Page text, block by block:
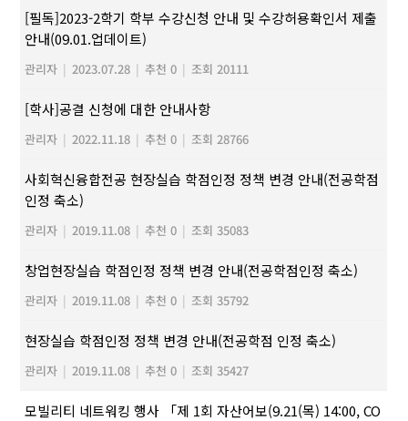
[필독]2023-2학기 학부 수강신청 안내 및 수강허용확인서 제출
안내(09.01.업데이트)
관리자 | 2023.07.28 | 추천 0 | 조회 20111
[학사]공결 신청에 대한 안내사항
관리자 | 2022.11.18 | 추천 0 | 조회 28766
사회혁신융합전공 현장실습 학점인정 정책 변경 안내(전공학점
인정 축소)
관리자 | 2019.11.08 | 추천 0 | 조회 35083
창업현장실습 학점인정 정책 변경 안내(전공학점인정 축소)
관리자 | 2019.11.08 | 추천 0 | 조회 35792
현장실습 학점인정 정책 변경 안내(전공학점 인정 축소)
관리자 | 2019.11.08 | 추천 0 | 조회 35427
모빌리티 네트워킹 행사 「제 1회 자산어보(9.21(목) 14:00, CO